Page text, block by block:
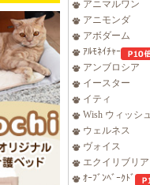
アニマルワン
アニモンダ
アボダーム
ｱﾙﾓﾈｲﾁｬｰ
アンブロシア
イースター
イティ
Wish ウィッシ
ウェルネス
ヴォイス
エクイリブリア
ｵｰﾌﾞﾝﾍﾞｰｸﾄﾞ